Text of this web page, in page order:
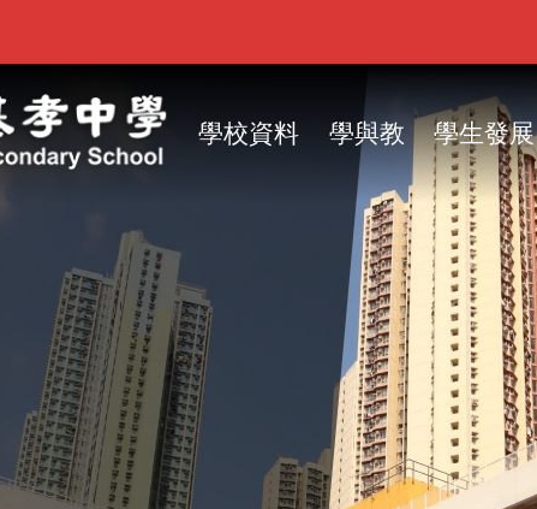
navigation
學校資料 學與教 學生發展